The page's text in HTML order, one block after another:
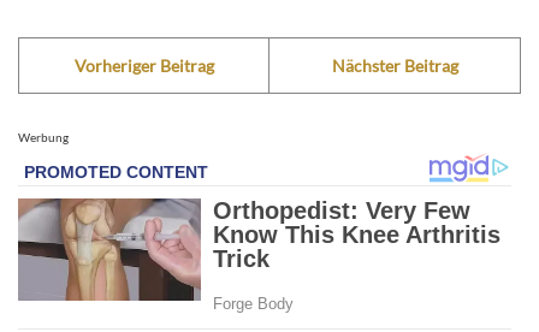
Vorheriger Beitrag Nächster Beitrag
Werbung